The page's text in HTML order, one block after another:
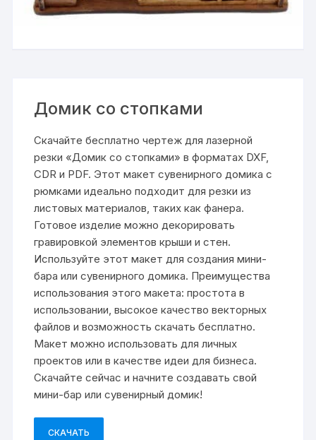
Домик со стопками
Скачайте бесплатно чертеж для лазерной
резки «Домик со стопками» в форматах DXF,
CDR и PDF. Этот макет сувенирного домика с
рюмками идеально подходит для резки из
листовых материалов, таких как фанера.
Готовое изделие можно декорировать
гравировкой элементов крыши и стен.
Используйте этот макет для создания мини-
бара или сувенирного домика. Преимущества
использования этого макета: простота в
использовании, высокое качество векторных
файлов и возможность скачать бесплатно.
Макет можно использовать для личных
проектов или в качестве идеи для бизнеса.
Скачайте сейчас и начните создавать свой
мини-бар или сувенирный домик!
СКАЧАТЬ